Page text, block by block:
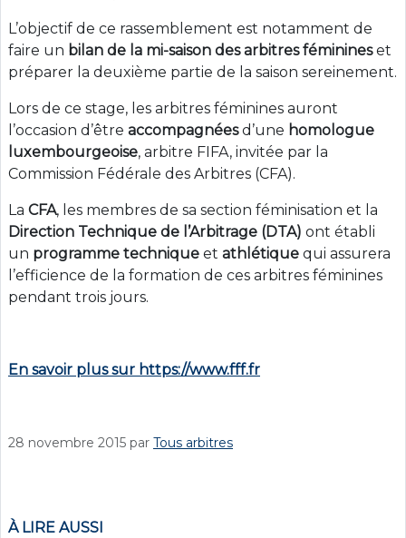
L’objectif de ce rassemblement est notamment de
faire un bilan de la mi-saison des arbitres féminineset
préparer la deuxième partie de la saison sereinement.
Lors de ce stage, les arbitres féminines auront
l’occasion d’être accompagnéesd’une homologue
luxembourgeoise, arbitre FIFA, invitée par la
Commission Fédérale des Arbitres (CFA).
La CFA, les membres de sa section féminisation et la
Direction Technique de l’Arbitrage (DTA) ont établi
un programme technique et athlétique qui assurera
l’efficience de la formation de ces arbitres féminines
pendant trois jours.
En savoir plus sur https://www.fff.fr
28 novembre 2015 par Tous arbitres
À LIRE AUSSI